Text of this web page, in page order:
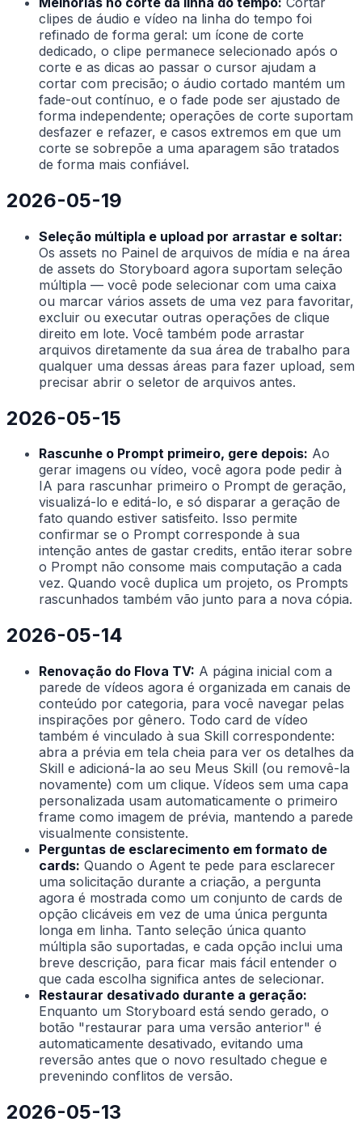
clipes de áudio e vídeo na linha do tempo foi
refinado de forma geral: um ícone de corte
dedicado, o clipe permanece selecionado após o
corte e as dicas ao passar o cursor ajudam a
cortar com precisão; o áudio cortado mantém um
fade-out contínuo, e o fade pode ser ajustado de
forma independente; operações de corte suportam
desfazer e refazer, e casos extremos em que um
corte se sobrepõe a uma aparagem são tratados
de forma mais confiável.
2026-05-19
Seleção múltipla e upload por arrastar e soltar:
Os assets no Painel de arquivos de mídia e na área
de assets do Storyboard agora suportam seleção
múltipla — você pode selecionar com uma caixa
ou marcar vários assets de uma vez para favoritar,
excluir ou executar outras operações de clique
direito em lote. Você também pode arrastar
arquivos diretamente da sua área de trabalho para
qualquer uma dessas áreas para fazer upload, sem
precisar abrir o seletor de arquivos antes.
2026-05-15
Rascunhe o Prompt primeiro, gere depois: Ao
gerar imagens ou vídeo, você agora pode pedir à
IA para rascunhar primeiro o Prompt de geração,
visualizá-lo e editá-lo, e só disparar a geração de
fato quando estiver satisfeito. Isso permite
confirmar se o Prompt corresponde à sua
intenção antes de gastar credits, então iterar sobre
o Prompt não consome mais computação a cada
vez. Quando você duplica um projeto, os Prompts
rascunhados também vão junto para a nova cópia.
2026-05-14
Renovação do Flova TV: A página inicial com a
parede de vídeos agora é organizada em canais de
conteúdo por categoria, para você navegar pelas
inspirações por gênero. Todo card de vídeo
também é vinculado à sua Skill correspondente:
abra a prévia em tela cheia para ver os detalhes da
Skill e adicioná-la ao seu Meus Skill (ou removê-la
novamente) com um clique. Vídeos sem uma capa
personalizada usam automaticamente o primeiro
frame como imagem de prévia, mantendo a parede
visualmente consistente.
Perguntas de esclarecimento em formato de
cards: Quando o Agent te pede para esclarecer
uma solicitação durante a criação, a pergunta
agora é mostrada como um conjunto de cards de
opção clicáveis em vez de uma única pergunta
longa em linha. Tanto seleção única quanto
múltipla são suportadas, e cada opção inclui uma
breve descrição, para ficar mais fácil entender o
que cada escolha significa antes de selecionar.
Restaurar desativado durante a geração:
Enquanto um Storyboard está sendo gerado, o
botão "restaurar para uma versão anterior" é
automaticamente desativado, evitando uma
reversão antes que o novo resultado chegue e
prevenindo conflitos de versão.
2026-05-13